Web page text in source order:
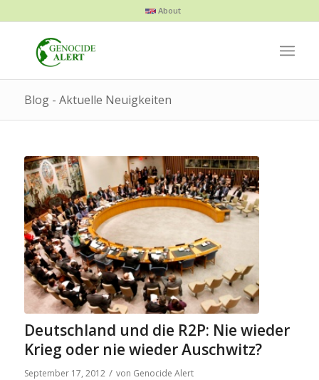
About
Blog - Aktuelle Neuigkeiten
Deutschland und die R2P: Nie wieder
Krieg oder nie wieder Auschwitz?
September 17, 2012 / von Genocide Alert